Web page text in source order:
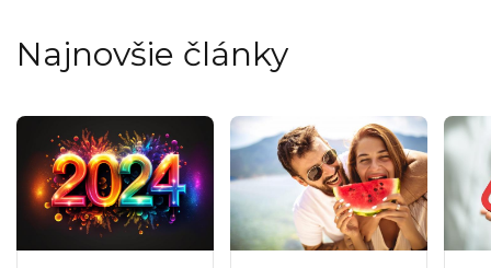
Najnovšie články